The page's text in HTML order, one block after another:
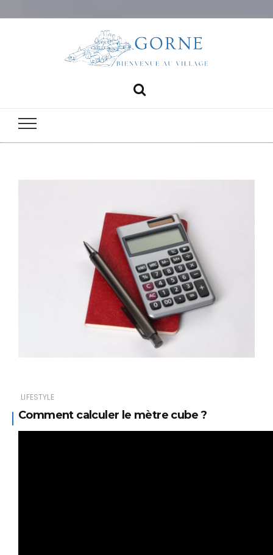
Gorne
LIFESTYLE
Comment calculer le mètre cube ?